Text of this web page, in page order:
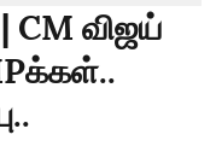
CM விஜய்